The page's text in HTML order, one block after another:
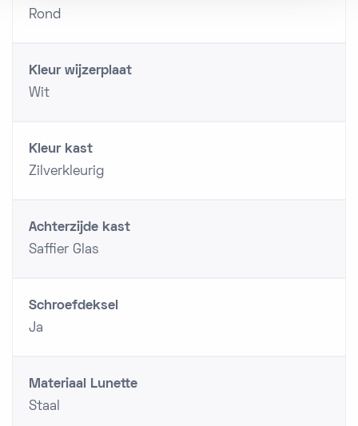
Rond
Kleur wijzerplaat
Wit
Kleur kast
Zilverkleurig
Achterzijde kast
Saffier Glas
Schroefdeksel
Ja
Materiaal Lunette
Staal